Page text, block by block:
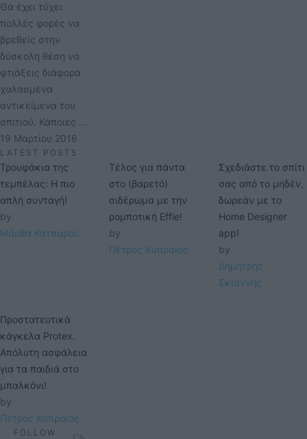
Θα έχει τύχει
πολλές φορές να
βρεθείς στην
δύσκολη θέση να
φτιάξεις διάφορα
χαλασμένα
αντικείμενα του
σπιτιού. Κάποιες …
19 Μαρτίου 2016
LATEST POSTS
Τρουφάκια της
τεμπέλας: Η πιο
απλή συνταγή!
by
Μάρθα Κατσαρού
Τέλος για πάντα
στο (βαρετό)
σιδέρωμα με την
ρομποτική Effie!
by
Πέτρος Κυπραίος
Σχεδιάστε το σπίτι
σας από το μηδέν,
δωρεάν με το
Home Designer
app!
by
Δημήτρης
Σκιάννης
Προστατευτικά
κάγκελα Protex.
Απόλυτη ασφάλεια
για τα παιδιά στο
μπαλκόνι!
by
Πέτρος Κυπραίος
FOLLOW